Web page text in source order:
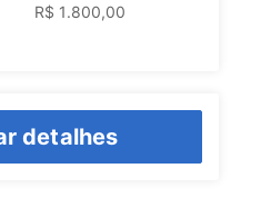
R$ 1.800,00
detalhes